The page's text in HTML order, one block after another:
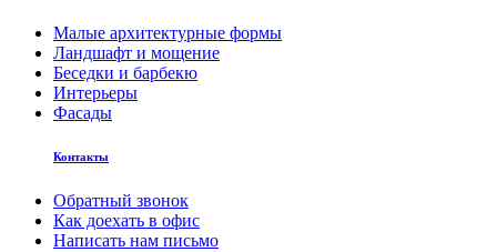
Малые архитектурные формы
Ландшафт и мощение
Беседки и барбекю
Интерьеры
Фасады
Контакты
Обратный звонок
Как доехать в офис
Написать нам письмо